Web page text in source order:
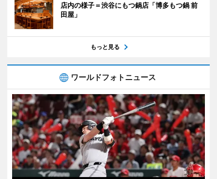
店内の様子＝渋谷にもつ鍋店「博多もつ鍋 前
田屋」
もっと見る
ワールドフォトニュース